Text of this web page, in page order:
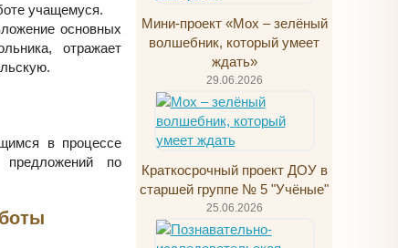
учащемуся.
основных
отражает
в процессе
по
Мини-проект «Мох – зелёный
волшебник, который умеет
ждать»
29.06.2026
Краткосрочный проект ДОУ в
старшей группе № 5 "Учёные"
25.06.2026